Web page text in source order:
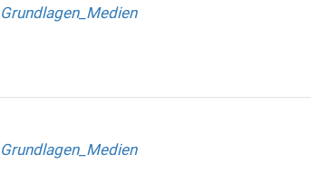
Grundlagen_Medien
Grundlagen_Medien